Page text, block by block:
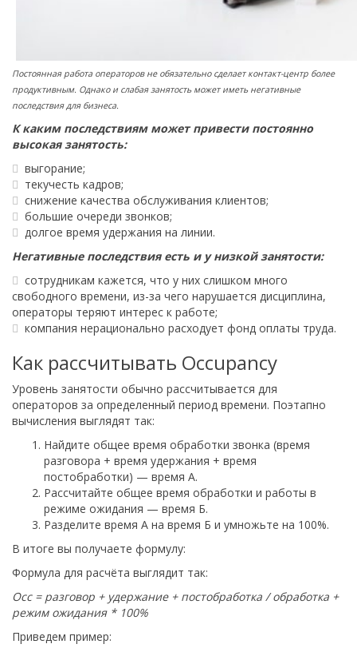
Постоянная работа операторов не обязательно сделает контакт-центр более
продуктивным. Однако и слабая занятость может иметь негативные
последствия для бизнеса.
К каким последствиям может привести постоянно
высокая занятость:
выгорание;
текучесть кадров;
снижение качества обслуживания клиентов;
большие очереди звонков;
долгое время удержания на линии.
Негативные последствия есть и у низкой занятости:
сотрудникам кажется, что у них слишком много
свободного времени, из-за чего нарушается дисциплина,
операторы теряют интерес к работе;
компания нерационально расходует фонд оплаты труда.
Как рассчитывать Occupancy
Уровень занятости обычно рассчитывается для
операторов за определенный период времени. Поэтапно
вычисления выглядят так:
Найдите общее время обработки звонка (время
разговора + время удержания + время
постобработки) — время А.
Рассчитайте общее время обработки и работы в
режиме ожидания — время Б.
Разделите время А на время Б и умножьте на 100%.
В итоге вы получаете формулу:
Формула для расчёта выглядит так:
Occ = разговор + удержание + постобработка / обработка +
режим ожидания * 100%
Приведем пример: